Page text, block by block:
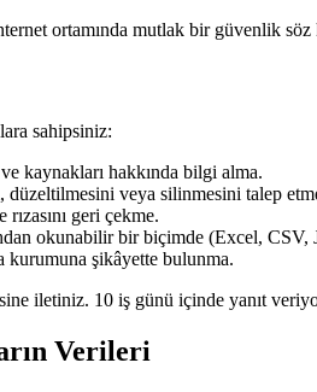
ortamında mutlak bir güvenlik
sahipsiniz:
kaynakları hakkında bilgi alma.
düzeltilmesini veya silinmesini talep
geri çekme.
okunabilir bir biçimde (Excel, CSV,
şikâyette bulunma.
iletiniz. 10 iş günü içinde yanıt
Verileri